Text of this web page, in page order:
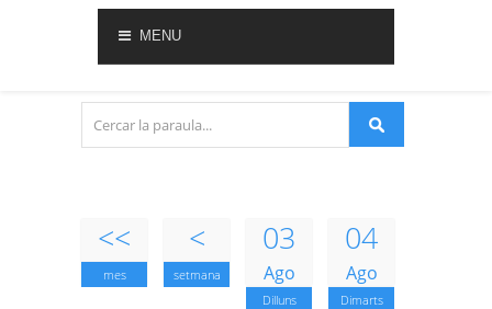
MENU
<<
mes
<
setmana
03
Ago
Dilluns
04
Ago
Dimarts